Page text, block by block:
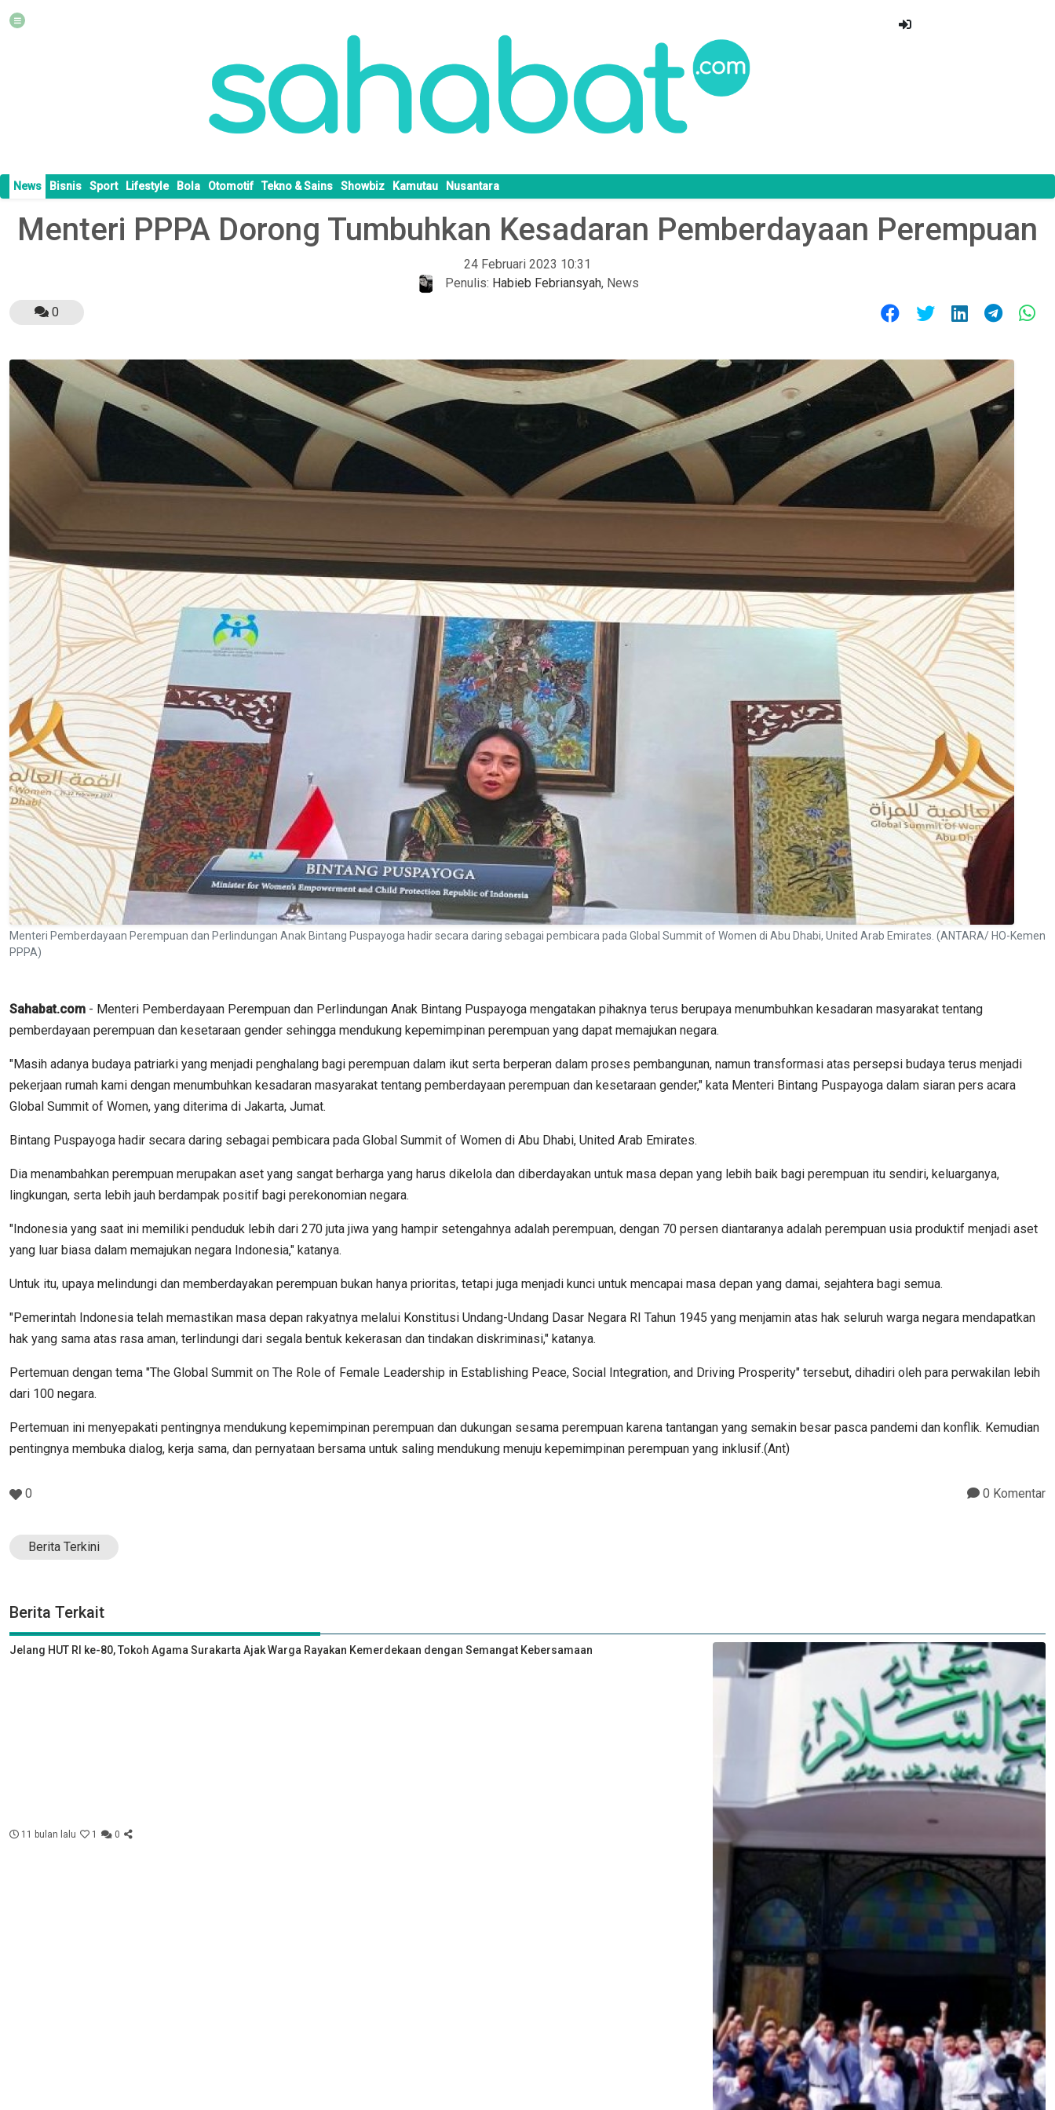
News Bisnis Sport Lifestyle Bola Otomotif Tekno & Sains Showbiz Kamutau Nusantara
Menteri PPPA Dorong Tumbuhkan Kesadaran Pemberdayaan Perempuan
24 Februari 2023 10:31
Penulis: Habieb Febriansyah, News
0
Menteri Pemberdayaan Perempuan dan Perlindungan Anak Bintang Puspayoga hadir secara daring sebagai pembicara pada Global Summit of Women di Abu Dhabi, United Arab Emirates. (ANTARA/ HO-Kemen
PPPA)
Sahabat.com - Menteri Pemberdayaan Perempuan dan Perlindungan Anak Bintang Puspayoga mengatakan pihaknya terus berupaya menumbuhkan kesadaran masyarakat tentang
pemberdayaan perempuan dan kesetaraan gender sehingga mendukung kepemimpinan perempuan yang dapat memajukan negara.
"Masih adanya budaya patriarki yang menjadi penghalang bagi perempuan dalam ikut serta berperan dalam proses pembangunan, namun transformasi atas persepsi budaya terus menjadi
pekerjaan rumah kami dengan menumbuhkan kesadaran masyarakat tentang pemberdayaan perempuan dan kesetaraan gender," kata Menteri Bintang Puspayoga dalam siaran pers acara
Global Summit of Women, yang diterima di Jakarta, Jumat.
Bintang Puspayoga hadir secara daring sebagai pembicara pada Global Summit of Women di Abu Dhabi, United Arab Emirates.
Dia menambahkan perempuan merupakan aset yang sangat berharga yang harus dikelola dan diberdayakan untuk masa depan yang lebih baik bagi perempuan itu sendiri, keluarganya,
lingkungan, serta lebih jauh berdampak positif bagi perekonomian negara.
"Indonesia yang saat ini memiliki penduduk lebih dari 270 juta jiwa yang hampir setengahnya adalah perempuan, dengan 70 persen diantaranya adalah perempuan usia produktif menjadi aset
yang luar biasa dalam memajukan negara Indonesia," katanya.
Untuk itu, upaya melindungi dan memberdayakan perempuan bukan hanya prioritas, tetapi juga menjadi kunci untuk mencapai masa depan yang damai, sejahtera bagi semua.
"Pemerintah Indonesia telah memastikan masa depan rakyatnya melalui Konstitusi Undang-Undang Dasar Negara RI Tahun 1945 yang menjamin atas hak seluruh warga negara mendapatkan
hak yang sama atas rasa aman, terlindungi dari segala bentuk kekerasan dan tindakan diskriminasi," katanya.
Pertemuan dengan tema "The Global Summit on The Role of Female Leadership in Establishing Peace, Social Integration, and Driving Prosperity" tersebut, dihadiri oleh para perwakilan lebih
dari 100 negara.
Pertemuan ini menyepakati pentingnya mendukung kepemimpinan perempuan dan dukungan sesama perempuan karena tantangan yang semakin besar pasca pandemi dan konflik. Kemudian
pentingnya membuka dialog, kerja sama, dan pernyataan bersama untuk saling mendukung menuju kepemimpinan perempuan yang inklusif.​(Ant)
0 0 Komentar
Berita Terkini
Berita Terkait
Jelang HUT RI ke-80, Tokoh Agama Surakarta Ajak Warga Rayakan Kemerdekaan dengan Semangat Kebersamaan
11 bulan lalu 1 0